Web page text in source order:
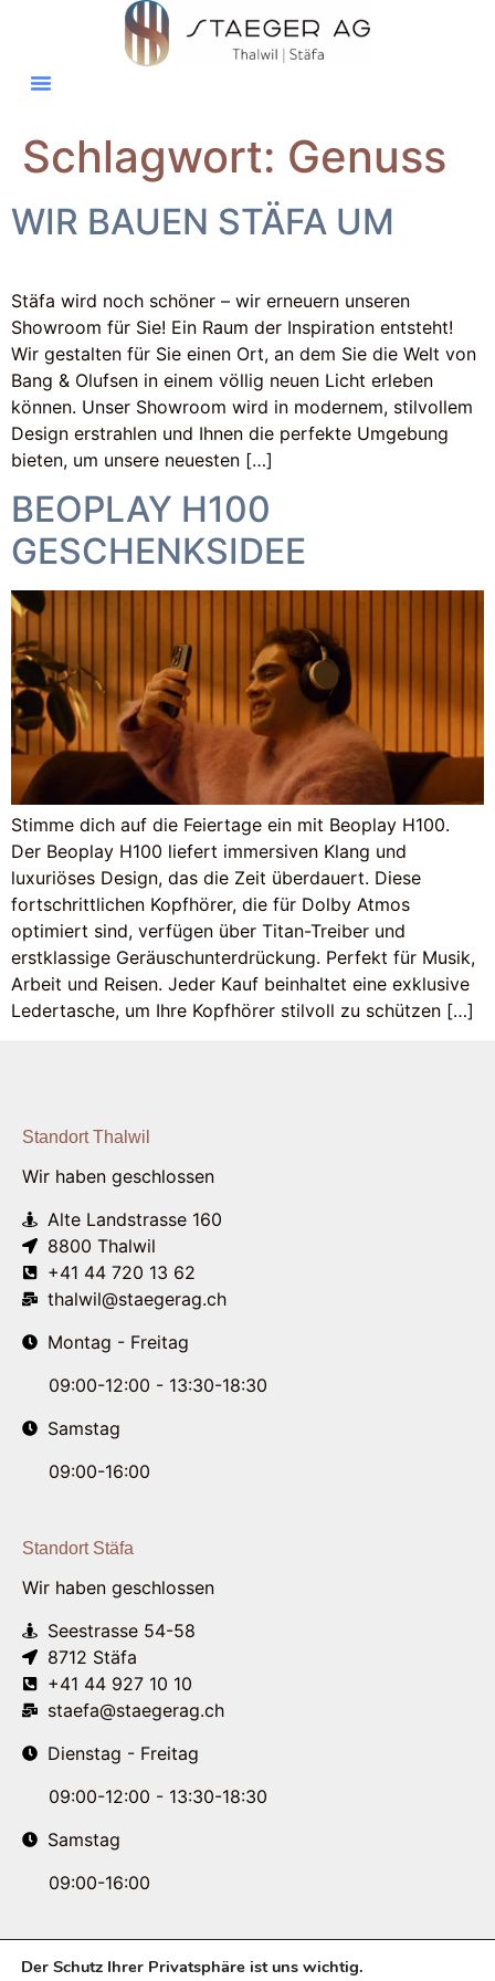
Schlagwort: Genuss
WIR BAUEN STÄFA UM
Stäfa wird noch schöner – wir erneuern unseren
Showroom für Sie! Ein Raum der Inspiration entsteht!
Wir gestalten für Sie einen Ort, an dem Sie die Welt von
Bang & Olufsen in einem völlig neuen Licht erleben
können. Unser Showroom wird in modernem, stilvollem
Design erstrahlen und Ihnen die perfekte Umgebung
bieten, um unsere neuesten […]
BEOPLAY H100
GESCHENKSIDEE
Stimme dich auf die Feiertage ein mit Beoplay H100.
Der Beoplay H100 liefert immersiven Klang und
luxuriöses Design, das die Zeit überdauert. Diese
fortschrittlichen Kopfhörer, die für Dolby Atmos
optimiert sind, verfügen über Titan-Treiber und
erstklassige Geräuschunterdrückung. Perfekt für Musik,
Arbeit und Reisen. Jeder Kauf beinhaltet eine exklusive
Ledertasche, um Ihre Kopfhörer stilvoll zu schützen […]
Standort Thalwil
Wir haben geschlossen
Alte Landstrasse 160
8800 Thalwil
+41 44 720 13 62
thalwil@staegerag.ch
Montag - Freitag
09:00-12:00 - 13:30-18:30
Samstag
09:00-16:00
Standort Stäfa
Wir haben geschlossen
Seestrasse 54-58
8712 Stäfa
+41 44 927 10 10
staefa@staegerag.ch
Dienstag - Freitag
09:00-12:00 - 13:30-18:30
Samstag
09:00-16:00
Der Schutz Ihrer Privatsphäre ist uns wichtig.